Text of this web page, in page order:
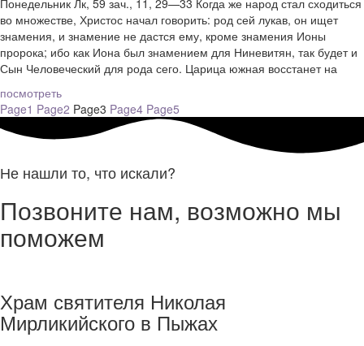
во множестве, Христос начал говорить: род сей лукав, он ищет
знамения, и знамение не дастся ему, кроме знамения Ионы
пророка; ибо как Иона был знамением для Ниневитян, так будет и
Сын Человеческий для рода сего. Царица южная восстанет на
посмотреть
Page1 Page2 Page3 Page4 Page5
Не нашли то, что искали?
Позвоните нам, возможно мы
поможем
Храм святителя Николая
Мирликийского в Пыжах